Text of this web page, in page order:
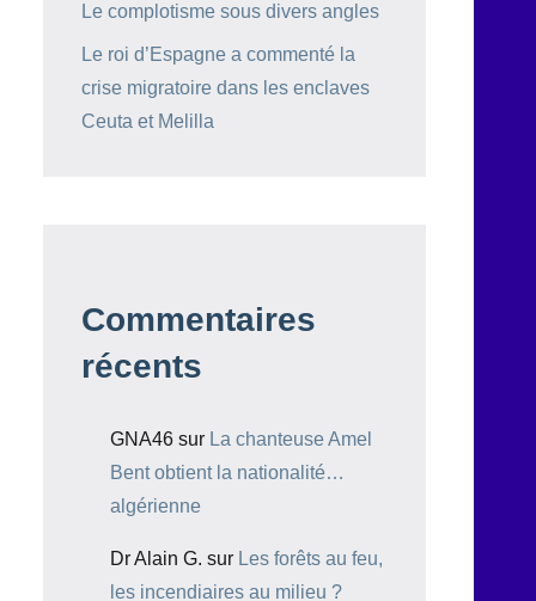
Le complotisme sous divers angles
Le roi d’Espagne a commenté la
crise migratoire dans les enclaves
Ceuta et Melilla
Commentaires
récents
GNA46 sur La chanteuse Amel
Bent obtient la nationalité…
algérienne
Dr Alain G. sur Les forêts au feu,
les incendiaires au milieu ?